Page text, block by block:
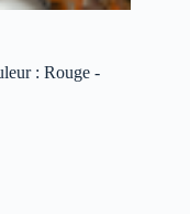
: Rouge -